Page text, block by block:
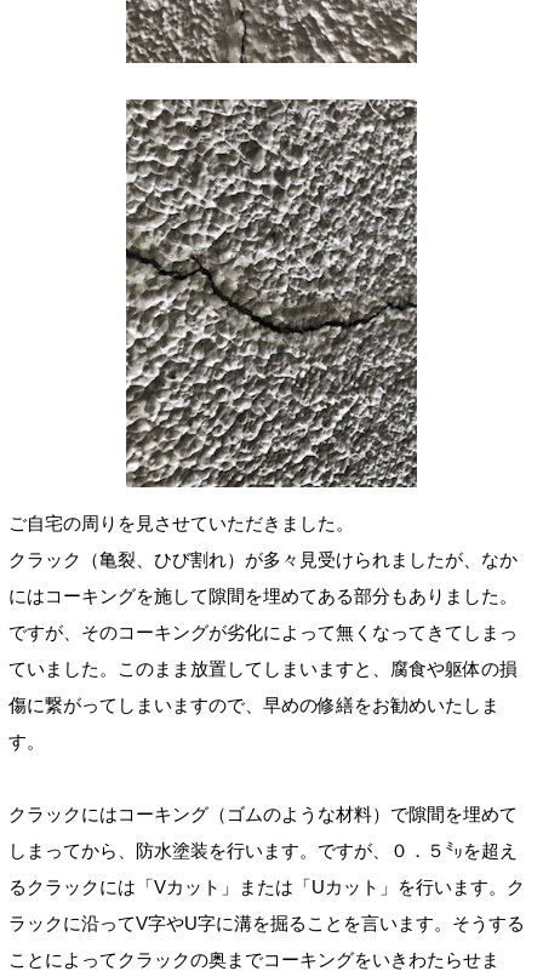
ご自宅の周りを見させていただきました。
クラック（亀裂、ひび割れ）が多々見受けられましたが、なか
にはコーキングを施して隙間を埋めてある部分もありました。
ですが、そのコーキングが劣化によって無くなってきてしまっ
ていました。このまま放置してしまいますと、腐食や躯体の損
傷に繋がってしまいますので、早めの修繕をお勧めいたしま
す。
クラックにはコーキング（ゴムのような材料）で隙間を埋めて
しまってから、防水塗装を行います。ですが、０．５㍉を超え
るクラックには「Vカット」または「Uカット」を行います。ク
ラックに沿ってV字やU字に溝を掘ることを言います。そうする
ことによってクラックの奥までコーキングをいきわたらせま